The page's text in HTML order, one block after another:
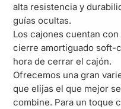
alta resistencia y
guías ocultas.
Los cajones cuentan
cierre amortiguado soft-
hora de cerrar el cajón.
Ofrecemos una gran
que elijas el que mejor
combine. Para un toque